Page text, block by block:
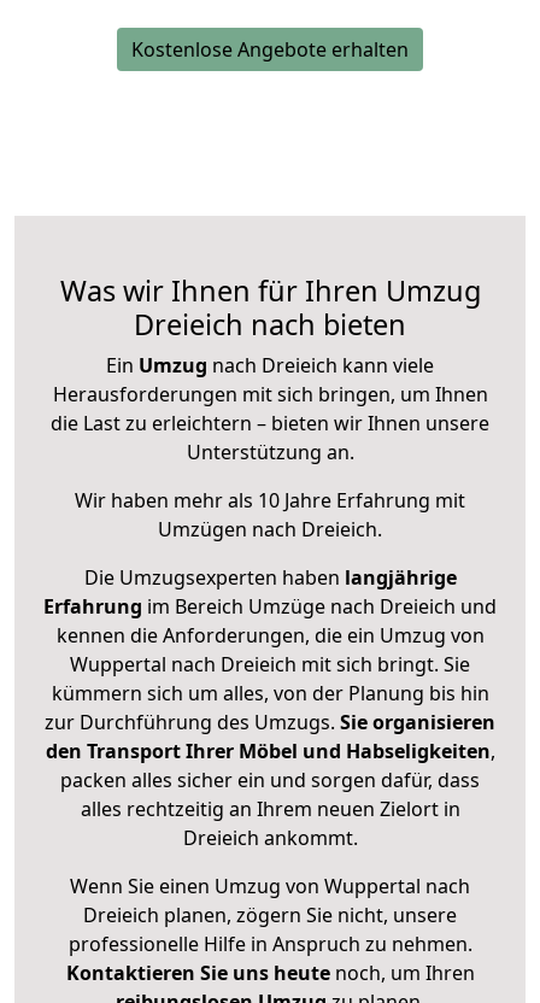
Kostenlose Angebote erhalten
Was wir Ihnen für Ihren Umzug
Dreieich nach bieten
Ein Umzug nach Dreieich kann viele
Herausforderungen mit sich bringen, um Ihnen
die Last zu erleichtern – bieten wir Ihnen unsere
Unterstützung an.
Wir haben mehr als 10 Jahre Erfahrung mit
Umzügen nach Dreieich.
Die Umzugsexperten haben langjährige
Erfahrung im Bereich Umzüge nach Dreieich und
kennen die Anforderungen, die ein Umzug von
Wuppertal nach Dreieich mit sich bringt. Sie
kümmern sich um alles, von der Planung bis hin
zur Durchführung des Umzugs. Sie organisieren
den Transport Ihrer Möbel und Habseligkeiten,
packen alles sicher ein und sorgen dafür, dass
alles rechtzeitig an Ihrem neuen Zielort in
Dreieich ankommt.
Wenn Sie einen Umzug von Wuppertal nach
Dreieich planen, zögern Sie nicht, unsere
professionelle Hilfe in Anspruch zu nehmen.
Kontaktieren Sie uns heutenoch, um Ihren